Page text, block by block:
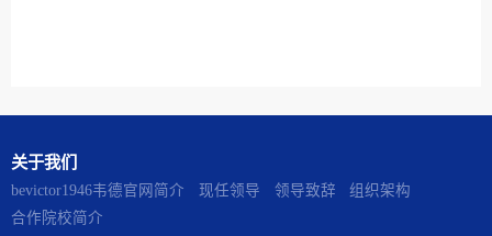
关于我们
​bevictor1946韦德官网简介 现任领导 领导致辞
组织架构
合作院校简介